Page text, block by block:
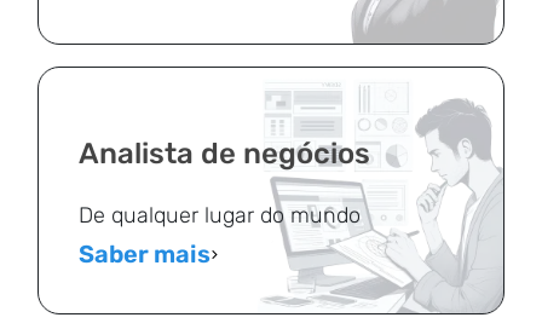
Analista de negócios
De qualquer lugar do mundo
Saber mais